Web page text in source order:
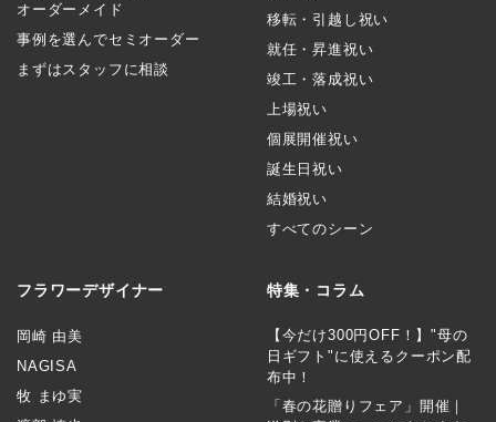
オーダーメイド
事例を選んでセミオーダー
まずはスタッフに相談
移転・引越し祝い
就任・昇進祝い
竣工・落成祝い
上場祝い
個展開催祝い
誕生日祝い
結婚祝い
すべてのシーン
フラワーデザイナー
岡崎 由美
NAGISA
牧 まゆ実
特集・コラム
【今だけ300円OFF！】"母の
日ギフト"に使えるクーポン配
布中！
「春の花贈りフェア」開催｜